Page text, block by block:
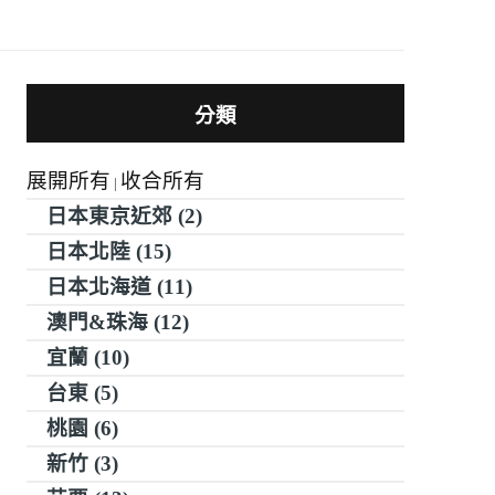
分類
展開所有 | 收合所有
日本東京近郊 (2)
日本北陸 (15)
日本北海道 (11)
澳門&珠海 (12)
宜蘭 (10)
台東 (5)
桃園 (6)
新竹 (3)